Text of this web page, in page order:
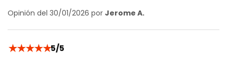
Opinión del 30/01/2026 por Jerome A.
★★★★★5/5